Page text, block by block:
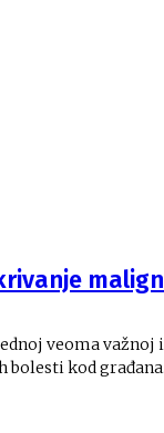
veoma važnoj i
kod